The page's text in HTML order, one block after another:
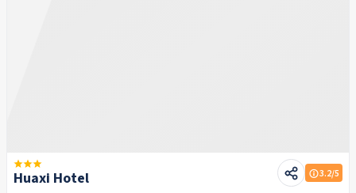
Huaxi Hotel 3.2/5